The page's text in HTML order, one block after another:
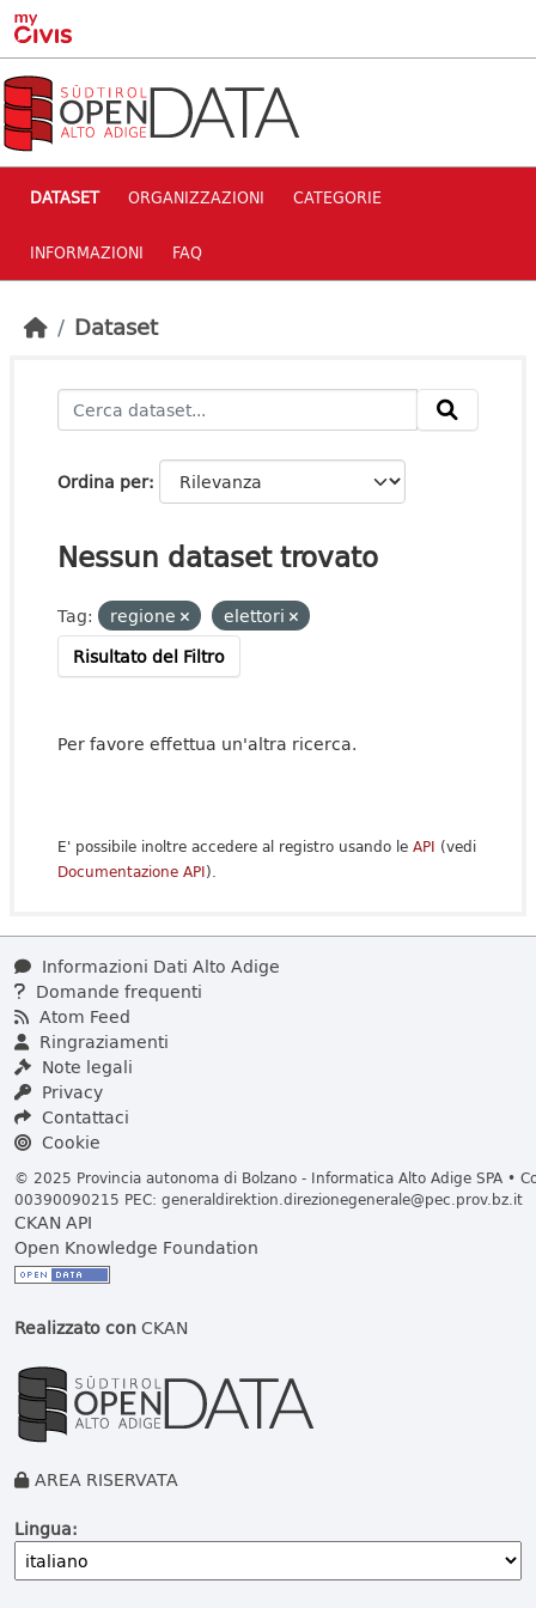
Skip to main content
DATASET ORGANIZZAZIONI CATEGORIE
INFORMAZIONI FAQ
Dataset
Ordina per
Nessun dataset trovato
Tag: regione
elettori
Risultato del Filtro
Per favore effettua un'altra ricerca.
E' possibile inoltre accedere al registro usando le API (vedi
Documentazione API).
Informazioni Dati Alto Adige
Domande frequenti
Atom Feed
Ringraziamenti
Note legali
Privacy
Contattaci
Cookie
© 2025 Provincia autonoma di Bolzano - Informatica Alto Adige SPA •
00390090215 PEC: generaldirektion.direzionegenerale@pec.prov.bz.it
CKAN API
Open Knowledge Foundation
Realizzato conCKAN
AREA RISERVATA
Lingua